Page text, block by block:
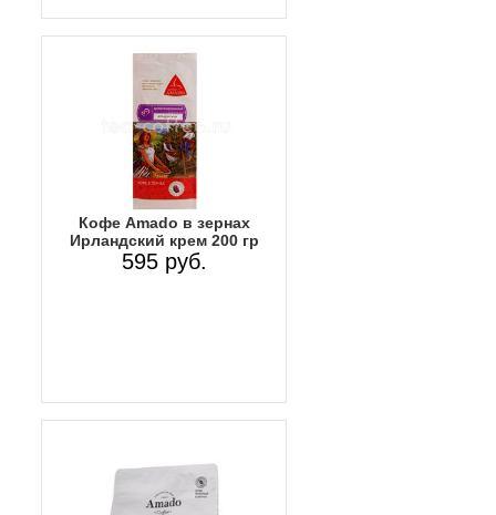
Кофе Amado в зернах
Ирландский крем 200 гр
595 руб.